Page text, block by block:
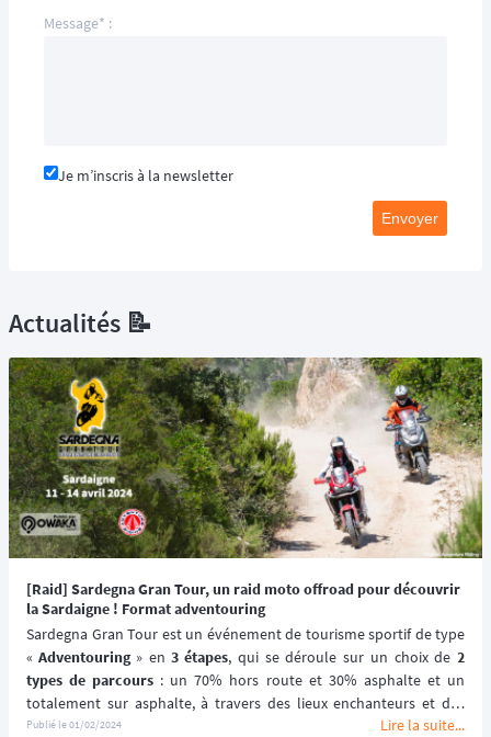
Message* :
Je m’inscris à la newsletter
Envoyer
Actualités 📝
[Raid] Sardegna Gran Tour, un raid moto offroad pour découvrir
la Sardaigne ! Format adventouring
Sardegna Gran Tour est un événement de tourisme sportif de type
« Adventouring » en 3 étapes, qui se déroule sur un choix de 2
types de parcours : un 70% hors route et 30% asphalte et un
totalement sur asphalte, à travers des lieux enchanteurs et des
paysages à couper le souffle entre mer, montagnes et parcs
Publié le01/02/2024 Lire la suite...